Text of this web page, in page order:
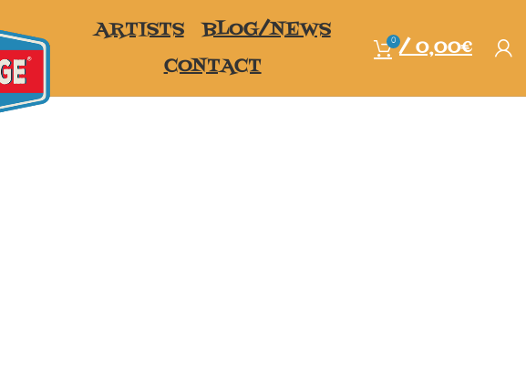
ARTISTS
BLOG/NEWS
CONTACT
0 / 0,00€